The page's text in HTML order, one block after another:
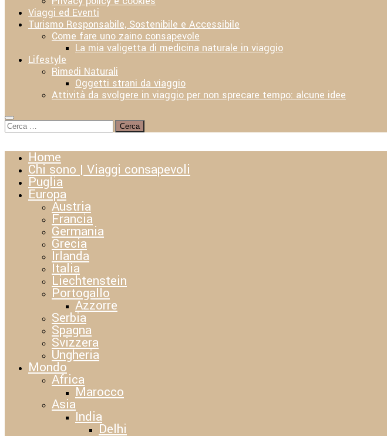
Viaggi ed Eventi
Turismo Responsabile, Sostenibile e Accessibile
Come fare uno zaino consapevole
La mia valigetta di medicina naturale in viaggio
Lifestyle
Rimedi Naturali
Oggetti strani da viaggio
Attività da svolgere in viaggio per non sprecare tempo: alcune idee
Ricerca
per:
Home
Chi sono | Viaggi consapevoli
Puglia
Europa
Austria
Francia
Germania
Grecia
Irlanda
Italia
Liechtenstein
Portogallo
Azzorre
Serbia
Spagna
Svizzera
Ungheria
Mondo
Africa
Marocco
Asia
India
Delhi